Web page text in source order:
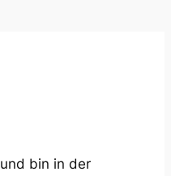
und bin in der